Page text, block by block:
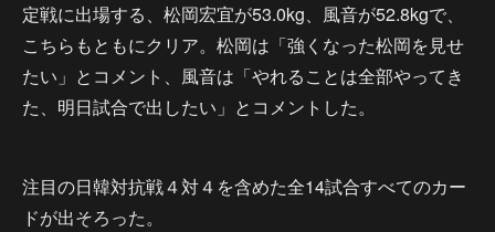
定戦に出場する、松岡宏宜が53.0kg、風音が52.8kgで、
こちらもともにクリア。松岡は「強くなった松岡を見せ
たい」とコメント、風音は「やれることは全部やってき
た、明日試合で出したい」とコメントした。
注目の日韓対抗戦４対４を含めた全14試合すべてのカー
ドが出そろった。